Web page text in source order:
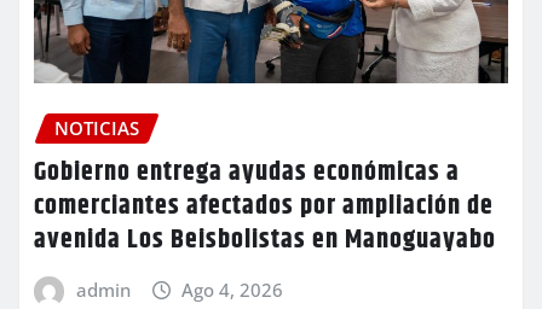
NOTICIAS
Gobierno entrega ayudas económicas a
comerciantes afectados por ampliación de
avenida Los Beisbolistas en Manoguayabo
admin Ago 4, 2026